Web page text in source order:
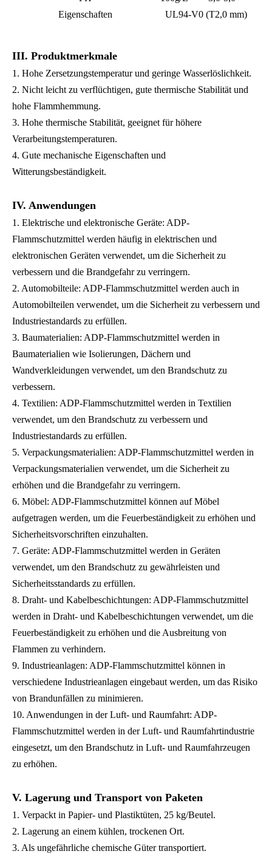
Eigenschaften
UL94-V0 (T2,0 mm)
III. Produktmerkmale
1. Hohe Zersetzungstemperatur und geringe Wasserlöslichkeit.
2. Nicht leicht zu verflüchtigen, gute thermische Stabilität und
hohe Flammhemmung.
3. Hohe thermische Stabilität, geeignet für höhere
Verarbeitungstemperaturen.
4. Gute mechanische Eigenschaften und
Witterungsbeständigkeit.
IV. Anwendungen
1. Elektrische und elektronische Geräte: ADP-
Flammschutzmittel werden häufig in elektrischen und
elektronischen Geräten verwendet, um die Sicherheit zu
verbessern und die Brandgefahr zu verringern.
2. Automobilteile: ADP-Flammschutzmittel werden auch in
Automobilteilen verwendet, um die Sicherheit zu verbessern und
Industriestandards zu erfüllen.
3. Baumaterialien: ADP-Flammschutzmittel werden in
Baumaterialien wie Isolierungen, Dächern und
Wandverkleidungen verwendet, um den Brandschutz zu
verbessern.
4. Textilien: ADP-Flammschutzmittel werden in Textilien
verwendet, um den Brandschutz zu verbessern und
Industriestandards zu erfüllen.
5. Verpackungsmaterialien: ADP-Flammschutzmittel werden in
Verpackungsmaterialien verwendet, um die Sicherheit zu
erhöhen und die Brandgefahr zu verringern.
6. Möbel: ADP-Flammschutzmittel können auf Möbel
aufgetragen werden, um die Feuerbeständigkeit zu erhöhen und
Sicherheitsvorschriften einzuhalten.
7. Geräte: ADP-Flammschutzmittel werden in Geräten
verwendet, um den Brandschutz zu gewährleisten und
Sicherheitsstandards zu erfüllen.
8. Draht- und Kabelbeschichtungen: ADP-Flammschutzmittel
werden in Draht- und Kabelbeschichtungen verwendet, um die
Feuerbeständigkeit zu erhöhen und die Ausbreitung von
Flammen zu verhindern.
9. Industrieanlagen: ADP-Flammschutzmittel können in
verschiedene Industrieanlagen eingebaut werden, um das Risiko
von Brandunfällen zu minimieren.
10. Anwendungen in der Luft- und Raumfahrt: ADP-
Flammschutzmittel werden in der Luft- und Raumfahrtindustrie
eingesetzt, um den Brandschutz in Luft- und Raumfahrzeugen
zu erhöhen.
V. Lagerung und Transport von Paketen
1. Verpackt in Papier- und Plastiktüten, 25 kg/Beutel.
2. Lagerung an einem kühlen, trockenen Ort.
3. Als ungefährliche chemische Güter transportiert.